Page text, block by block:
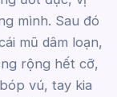
mình. Sau đó
mũ dâm loạn,
rộng hết cỡ,
vú, tay kia